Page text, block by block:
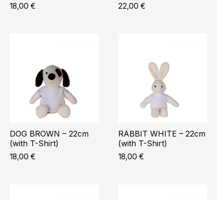
18,00 € 22,00 €
DOG BROWN – 22cm
(with T-Shirt)
18,00 €
RABBIT WHITE – 22cm
(with T-Shirt)
18,00 €